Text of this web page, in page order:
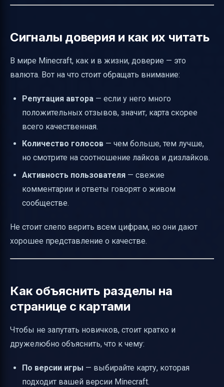
Сигналы доверия и как их читать
В мире Minecraft, как и в жизни, доверие — это
валюта. Вот на что стоит обращать внимание:
Репутация автора — если у него много
положительных отзывов, значит, карта скорее
всего качественная.
Количество голосов — чем больше, тем лучше,
но смотрите на соотношение лайков и дизлайков.
Активность пользователя — свежие
комментарии и ответы говорят о живом
сообществе.
Не стоит слепо верить всем цифрам, но они дают
хорошее представление о качестве.
Как объяснить разделы на
странице с картами
Чтобы не запутать новичков, стоит кратко и
дружелюбно объяснить, что к чему:
По версии игры — выбирайте карту, которая
подходит вашей версии Minecraft.